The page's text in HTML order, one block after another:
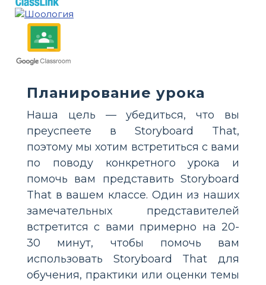
Планирование урока
Наша цель — убедиться, что вы
преуспеете в Storyboard That,
поэтому мы хотим встретиться с вами
по поводу конкретного урока и
помочь вам представить Storyboard
That в вашем классе. Один из наших
замечательных представителей
встретится с вами примерно на 20-
30 минут, чтобы помочь вам
использовать Storyboard That для
обучения, практики или оценки темы